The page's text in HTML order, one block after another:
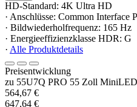
HD-Standard: 4K Ultra HD
· Anschlüsse: Common
· Bildwiederholfrequenz: 165 Hz
· Energieeffizienzklasse HDR: G
· Alle Produktdetails
Preisentwicklung
zu 55U7Q PRO 55 Zoll
564,67 €
647,64 €